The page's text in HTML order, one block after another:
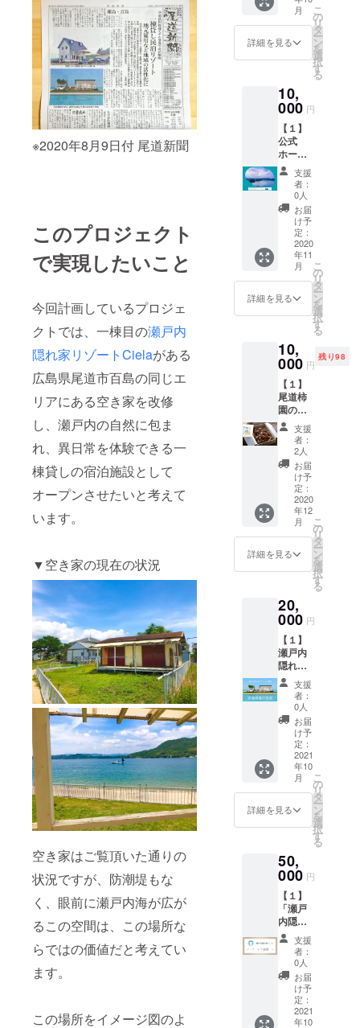
※2020年8月9日付 尾道新聞
このプロジェクト
で実現したいこと
今回計画しているプロジェ
クトでは、一棟目の瀬戸内
隠れ家リゾートCielaがある
広島県尾道市百島の同じエ
リアにある空き家を改修
し、瀬戸内の自然に包ま
れ、異日常を体験できる一
棟貸しの宿泊施設として
オープンさせたいと考えて
います。
▼空き家の現在の状況
空き家はご覧頂いた通りの
状況ですが、防潮堤もな
く、眼前に瀬戸内海が広が
るこの空間は、この場所な
らではの価値だと考えてい
ます。
この場所をイメージ図のよ
【２】
瀬戸内
リゾー
ト2棟目
レセプ
ション
パー
ティへ
ご招待
日時：
2020年
11月末
頃（改
修工事
の進捗
状況に
よって
変わり
ます）
広島県
尾道市
※本イベ
ントへ
参加す
る際
の、諸
費用
（交
通・宿
泊等）
はご負
担頂く
形とな
りま
す。 ※
昨今の
踏ま
え、オ
ンでの
開催と
なる場
合もあ
りま
す。
のみの
発送と
させて
頂きま
降、順
次発送
を予定
してい
ます
が、野
菜の収
穫状況
により
数週間
遅れる
場合が
ある事
をご了
承くだ
【２】
瀬戸内
ト2棟目
オープ
ン記念
レセプ
ション
パー
ティへ
ご招待
日時：
2020年
11月末
頃（改
修工事
の進捗
状況に
変わり
ます）
尾道市
百島町
2581-8
※本イベ
ントへ
参加す
る際
の、諸
費用
（交
通・宿
泊等）
はご負
担頂く
形とな
す。 ※
昨今の
踏ま
え、オ
ンライ
ンでの
開催と
なる場
合もあ
りま
す。
しま
す。 ※
職人の
真と若
干形状
が異な
る場合
があり
ます。
※発送は
10月以
降、ご
支援頂
いた順
に順次
発送を
予定し
ていま
す。
【２】
ト2棟目
オープ
ン記念
レセプ
ション
パー
ティへ
ご招待
日時：
2020年
11月末
頃（改
修工事
の進捗
状況に
変わり
ます）
尾道市
百島町
2581-8
※本イベ
ントへ
参加す
る際
の、諸
費用
（交
通・宿
泊等）
はご負
担頂く
形とな
す。 ※
昨今の
え、オ
ンライ
ンでの
開催と
なる場
合もあ
りま
す。
会資格
4ヵ月分
提供
「瀬戸
内隠れ
ゾート
Salon【
シル
バー会
員】」
に4ヵ月
参加で
きま
す。
【シル
バー会
員の権
利につ
いて】
facebo
ok会員
できま
す 2、
オンラ
イン交
流会で
交流で
きます
3、会員
限定の
特別プ
ランを
ご利用
頂けま
す 4、
瀬戸内
隠れ家
リゾー
トCiela
共有
5、瀬戸
内隠れ
家リ
ゾート
に関す
る質疑
応答
6、候補
予定地
として
集めた
一部不
動産情
報の共
戸内隠
れ家リ
コミュ
ニティ
の詳細
はこち
ら
https://
commu
nity.ca
mp-
fire.jp/p
rojects/
view/22
6406
月
詳細を見る
こ
の
リ
タ
ー
ン
を
選
択
す
る
10,
000 円
【１】
公式
ホーム
ページ
にクレ
ジット
を入れ
る権利
瀬戸内
隠れ家
リゾー
ト公式
ホーム
ページ
の記事
にて、
いただ
いた方
として
名前を
掲載し
ます。
※クレ
ジット
に掲載
して欲
しいお
名前を
備考欄
に記載
してく
ださ
い。ご
場合、
漢字フ
ルネー
ムにて
掲載し
ます。
※備考欄
に記載
いただ
いたお
名前が
間違っ
ていた
場合の
訂正は
行えま
せんの
うにご
入力く
ださ
い。
【２】
瀬戸内
隠れ家
リゾー
ト2棟目
オープ
ン記念
レセプ
ション
支援
者：
0人
お届
け予
定：
2020
年11
月
詳細を見る
こ
の
リ
タ
ー
ン
を
選
択
す
る
10,
000 円
残り98
【１】
尾道柿
園の干
し柿
（西条
柿特上
品） 国
産・無
添加・
無着
色・自
然乾燥
のこだ
わり干
し柿
セット
ト20個
入り）
きめ細
やかで
美しい
西条柿
を枝ご
と詰
み、手
作業で
皮む
き。無
添加に
こだわ
り、硫
黄燻製
や乾燥
100％天
日干し
で手間
暇かけ
て仕上
げた特
上品の
干し柿
をお届
けしま
す。 販
売後売
り切れ
となる
支援
者：
2人
お届
け予
定：
2020
年12
月
詳細を見る
こ
の
リ
タ
ー
ン
を
選
択
す
る
20,
000 円
【１】
瀬戸内
隠れ家
リゾー
ト2棟目
開発現
場の視
察 ２棟
目の開
発現場
をライ
ブでお
見せし
質問に
お答え
しま
ご希望
の改修
工程の
タイミ
ング
で、1時
間程度
の現地
視察
（オン
ライン
形式ま
たはリ
支援
者：
0人
お届
け予
定：
2021
年10
月
詳細を見る
こ
の
リ
タ
ー
ン
を
選
択
す
る
50,
000 円
【１】
「瀬戸
内隠れ
家リ
ゾート
Salon」
コミュ
ニティ
【ゴー
ルド会
員】入
支援
者：
0人
お届
け予
定：
2021
年10